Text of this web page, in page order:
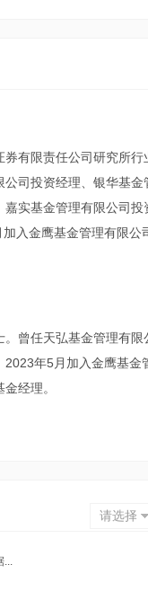
有限责任公司研究所行
司投资经理、银华基金
实基金管理有限公司投
入金鹰基金管理有限公
曾任天弘基金管理有限
年5月加入金鹰基金
经理。
请选择
...